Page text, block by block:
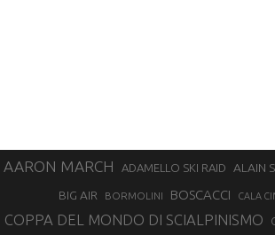
AARON MARCH ADAMELLO SKI RAID ALAIN
BIG AIR
BORMOLINI BOSCACCI CALA
COPPA DEL MONDO DI SCIALPINISMO